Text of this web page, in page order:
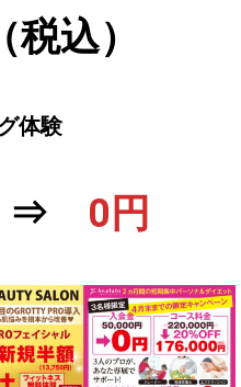
（税込）
体験
0円